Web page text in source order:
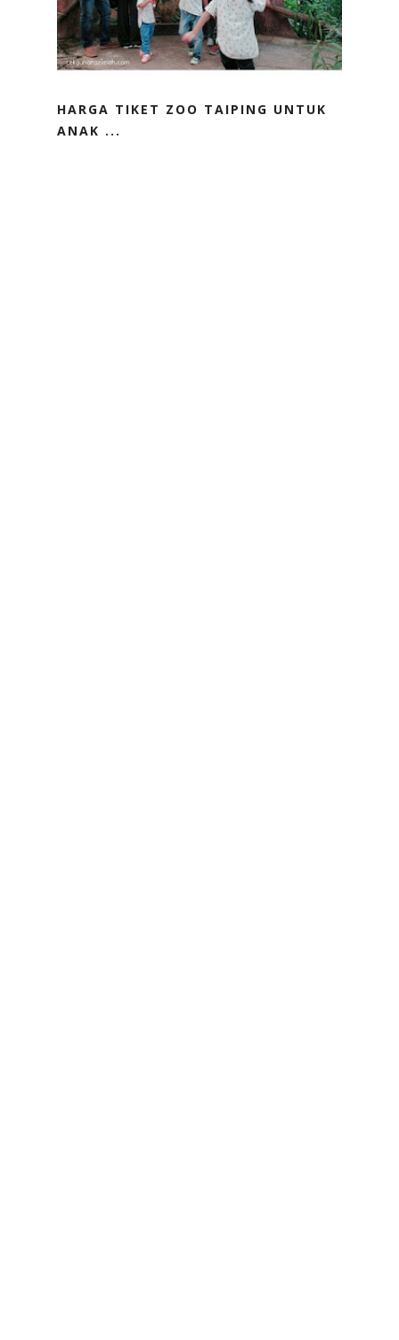
HARGA TIKET ZOO TAIPING UNTUK
ANAK ...